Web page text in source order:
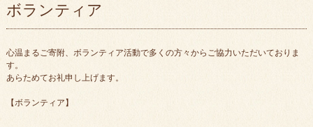
ボランティア
心温まるご寄附、ボランティア活動で多くの方々からご協力いただいておりま
す。
あらためてお礼申し上げます。
【ボランティア】